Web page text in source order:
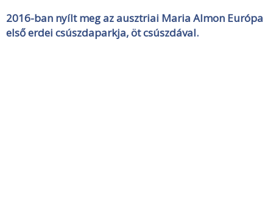
2016-ban nyílt meg az ausztriai Maria Almon Európa
első erdei csúszdaparkja, öt csúszdával.